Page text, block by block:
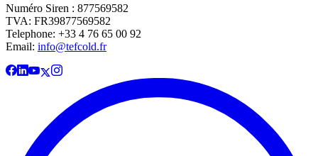
Numéro Siren : 877569582
TVA: FR39877569582
Telephone: +33 4 76 65 00 92
Email: info@tefcold.fr